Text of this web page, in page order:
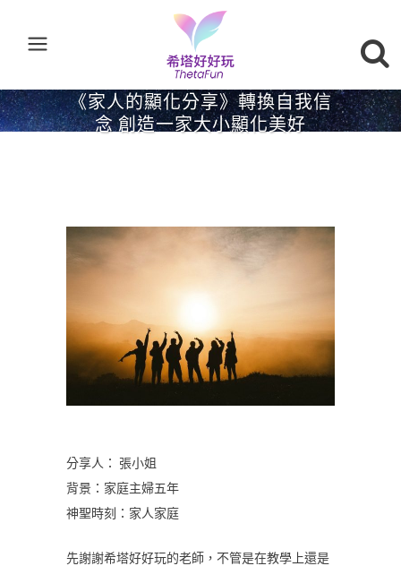
《家人的顯化分享》轉換自我信
念 創造一家大小顯化美好
分享人： 張小姐
背景：家庭主婦五年
神聖時刻：家人家庭
先謝謝希塔好好玩的老師，不管是在教學上還是